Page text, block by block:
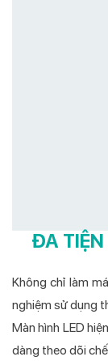
ĐA TIỆN
Không chỉ làm
nghiệm sử dụng
Màn hình LED
dàng theo dõi